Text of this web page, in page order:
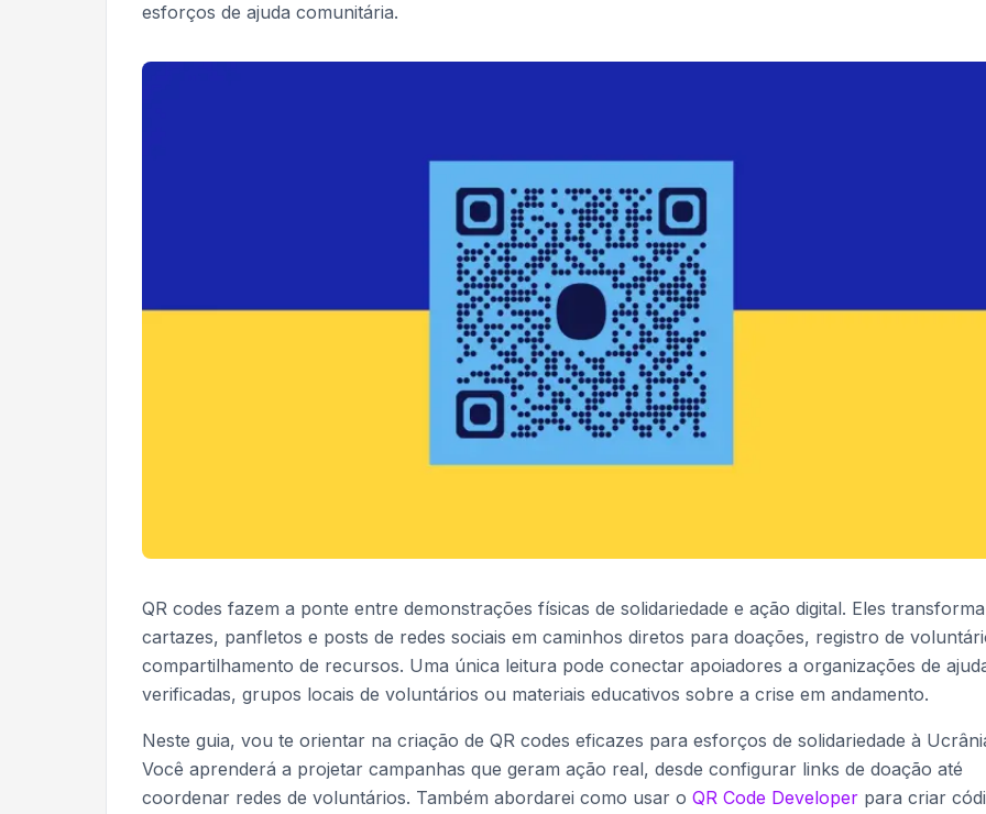
esforços de ajuda comunitária.
QR codes fazem a ponte entre demonstrações físicas de solidariedade e ação digital. Eles
cartazes, panfletos e posts de redes sociais em caminhos diretos para doações, registro de
compartilhamento de recursos. Uma única leitura pode conectar apoiadores a organizações de
verificadas, grupos locais de voluntários ou materiais educativos sobre a crise em andamento.
Neste guia, vou te orientar na criação de QR codes eficazes para esforços de solidariedade à
Você aprenderá a projetar campanhas que geram ação real, desde configurar links de doação até
coordenar redes de voluntários. Também abordarei como usar o QR Code Developer para criar